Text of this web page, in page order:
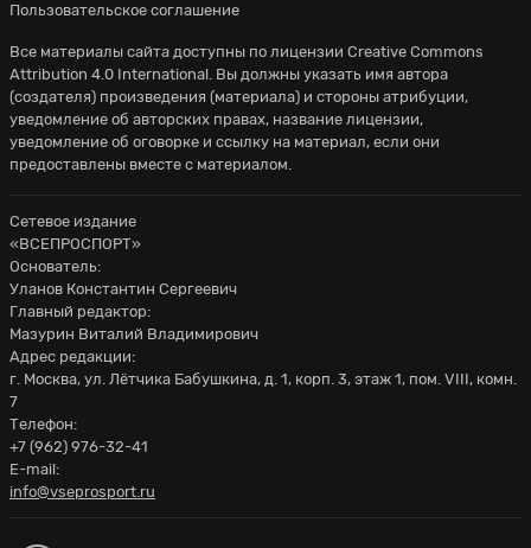
Пользовательское соглашение
Все материалы сайта доступны по лицензии Creative Commons
Attribution 4.0 International. Вы должны указать имя автора
(создателя) произведения (материала) и стороны атрибуции,
уведомление об авторских правах, название лицензии,
уведомление об оговорке и ссылку на материал, если они
предоставлены вместе с материалом.
Сетевое издание
«ВСЕПРОСПОРТ»
Основатель:
Уланов Константин Сергеевич
Главный редактор:
Мазурин Виталий Владимирович
Адрес редакции:
г. Москва, ул. Лётчика Бабушкина, д. 1, корп. 3, этаж 1, пом. VIII, комн.
7
Телефон:
+7 (962) 976-32-41
E-mail:
info@vseprosport.ru